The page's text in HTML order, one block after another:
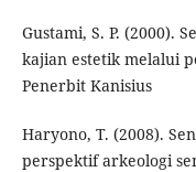
Gustami, S. P. (2000).
kajian estetik melalui
Penerbit Kanisius
Haryono, T. (2008).
perspektif arkeologi